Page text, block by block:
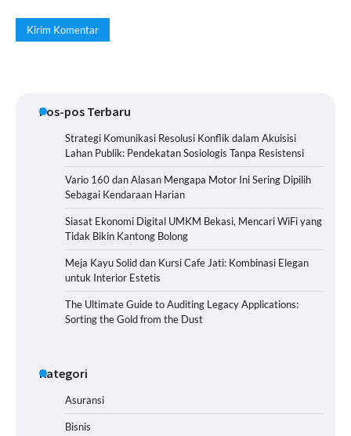
Pos-pos Terbaru
Strategi Komunikasi Resolusi Konflik dalam Akuisisi
Lahan Publik: Pendekatan Sosiologis Tanpa Resistensi
Vario 160 dan Alasan Mengapa Motor Ini Sering Dipilih
Sebagai Kendaraan Harian
Siasat Ekonomi Digital UMKM Bekasi, Mencari WiFi yang
Tidak Bikin Kantong Bolong
Meja Kayu Solid dan Kursi Cafe Jati: Kombinasi Elegan
untuk Interior Estetis
The Ultimate Guide to Auditing Legacy Applications:
Sorting the Gold from the Dust
Kategori
Asuransi
Bisnis